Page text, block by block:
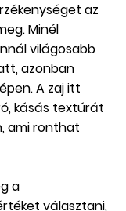
az
Minél
világosabb
azonban
A zaj itt
kásás textúrát
ami ronthat
a
választani,